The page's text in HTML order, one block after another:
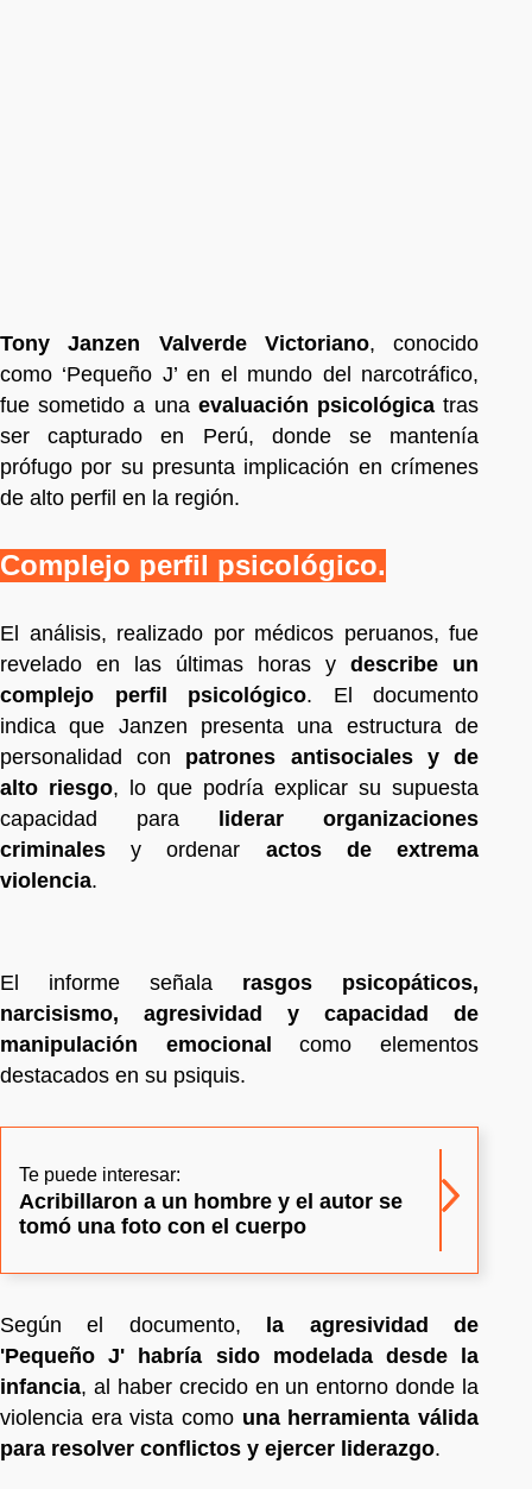
Tony Janzen Valverde Victoriano, conocido
como ‘Pequeño J’ en el mundo del narcotráfico,
fue sometido a una evaluación psicológicatras
ser capturado en Perú, donde se mantenía
prófugo por su presunta implicación en crímenes
de alto perfil en la región.
Complejo perfil psicológico.
El análisis, realizado por médicos peruanos, fue
revelado en las últimas horas y describe un
complejo perfil psicológico. El documento
indica que Janzen presenta una estructura de
personalidad con patrones antisociales y de
alto riesgo, lo que podría explicar su supuesta
capacidad para liderar organizaciones
criminales y ordenar actos de extrema
violencia.
El informe señala rasgos psicopáticos,
narcisismo, agresividad y capacidad de
manipulación emocional como elementos
destacados en su psiquis.
Te puede interesar:
Acribillaron a un hombre y el autor se
tomó una foto con el cuerpo
Según el documento, la agresividad de
'Pequeño J' habría sido modelada desde la
infancia, al haber crecido en un entorno donde la
violencia era vista como una herramienta válida
para resolver conflictos y ejercer liderazgo.